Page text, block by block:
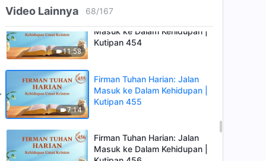
Video Lainnya 68/167
11:58
Masuk ke Dalam Kehidupan |
Kutipan 454
7:14
Firman Tuhan Harian: Jalan
Masuk ke Dalam Kehidupan |
Kutipan 455
Firman Tuhan Harian: Jalan
Masuk ke Dalam Kehidupan |